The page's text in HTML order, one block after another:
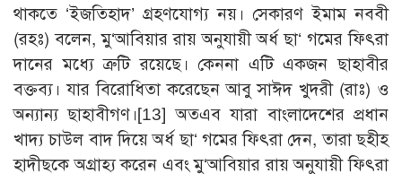
থাকতে ‘ইজতিহাদ’ গ্রহণযোগ্য নয়। সেকারণ ইমাম নববী
(রহঃ) বলেন, মু‘আবিয়ার রায় অনুযায়ী অর্ধ ছা‘ গমের ফিৎরা
দানের মধ্যে ত্রুটি রয়েছে। কেননা এটি একজন ছাহাবীর
বক্তব্য। যার বিরোধিতা করেছেন আবু সাঈদ খুদরী (রাঃ) ও
অন্যান্য ছাহাবীগণ।[13] অতএব যারা বাংলাদেশের প্রধান
খাদ্য চাউল বাদ দিয়ে অর্ধ ছা‘ গমের ফিৎরা দেন, তারা ছহীহ
হাদীছকে অগ্রাহ্য করেন এবং মু‘আবিয়ার রায় অনুযায়ী ফিৎরা